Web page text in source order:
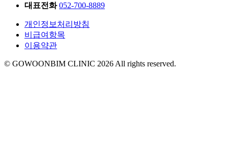
대표전화 052-700-8889
개인정보처리방침
비급여항목
이용약관
© GOWOONBIM CLINIC 2026 All rights reserved.